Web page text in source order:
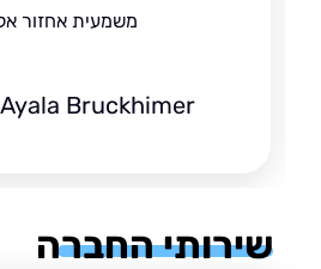
משמעית אחזור אליהם
Ayala Bruckhimer
החברה